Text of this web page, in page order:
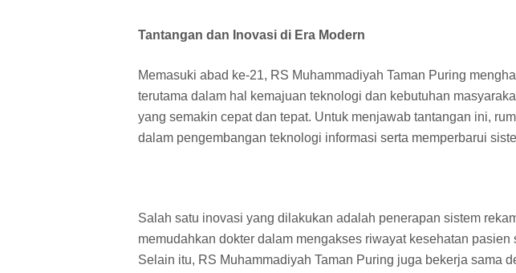
Tantangan dan Inovasi di Era Modern
Memasuki abad ke-21, RS Muhammadiyah Taman Puring
terutama dalam hal kemajuan teknologi dan kebutuhan
yang semakin cepat dan tepat. Untuk menjawab tantangan ini,
dalam pengembangan teknologi informasi serta memperbarui
Salah satu inovasi yang dilakukan adalah penerapan sistem
memudahkan dokter dalam mengakses riwayat kesehatan pasien
Selain itu, RS Muhammadiyah Taman Puring juga bekerja sama